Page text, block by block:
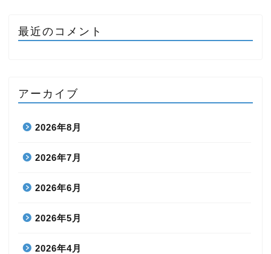
最近のコメント
アーカイブ
2026年8月
2026年7月
2026年6月
2026年5月
2026年4月